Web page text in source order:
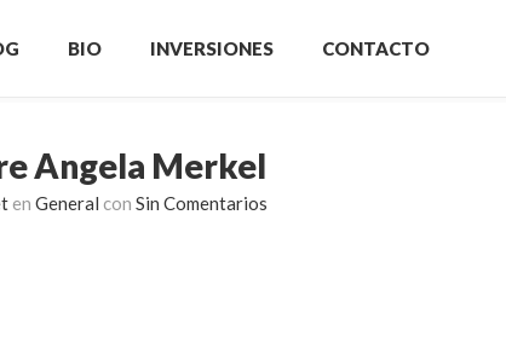
BIO INVERSIONES CONTACTO
Angela Merkel
en General con Sin Comentarios